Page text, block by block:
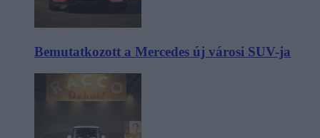
Bemutatkozott a Mercedes új városi SUV-ja